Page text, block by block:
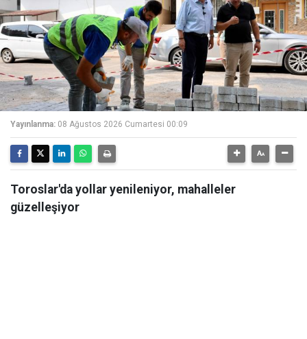
Yayınlanma: 08 Ağustos 2026 Cumartesi 00:09
Toroslar'da yollar yenileniyor, mahalleler
güzelleşiyor